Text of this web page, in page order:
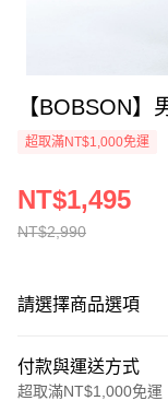
【BOBSON
超取滿NT$1,000免運
NT$2,990
NT$1,495
請選擇商品選項
付款與運送方式
超取滿NT$1,000免運